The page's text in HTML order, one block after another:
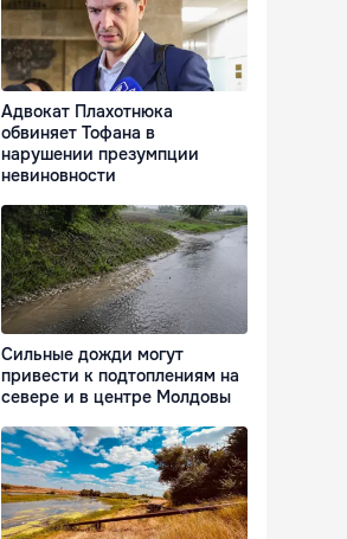
Адвокат Плахотнюка
обвиняет Тофана в
нарушении презумпции
невиновности
Сильные дожди могут
привести к подтоплениям на
севере и в центре Молдовы